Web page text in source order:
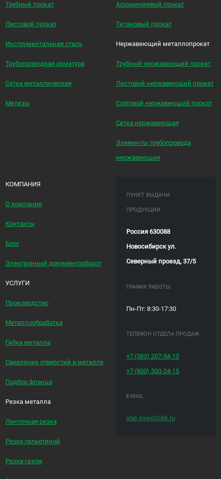
Трубный прокат
Листовой прокат
Инструментальная сталь
Трубопроводная арматура
Сетка металлическая
Метизы
Алюминиевый прокат
Титановый прокат
Нержавеющий металлопрокат
Трубный нержавеющий прокат
Листовой нержавеющий прокат
Сортовой нержавеющий прокат
Сетка нержавеющая
Элементы трубопровода
нержавеющие
КОМПАНИЯ
О компании
Контакты
Блог
Электронный документооборот
УСЛУГИ
Производство
Металлообработка
Гибка металла
Сверление отверстий в металле
Подбор фланца
Резка металла
Ленточная резка
Резка гильотиной
Резка газом
ПУНКТ ВЫДАЧИ
ПРОДУКЦИИ
Россия 630088
Новосибирск ул.
Северный проезд, 37/5
ГРАФИК РАБОТЫ
Пн-Пт: 8:30-17:30
ТЕЛЕФОН ОТДЕЛА ПРОДАЖ
+7 (383)207-54-10
+7 (800) 500-24-15
E-MAIL
stal-invest@bk.ru